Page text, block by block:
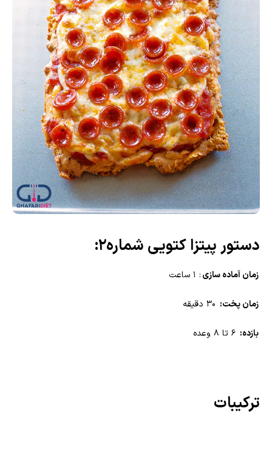
دستور پیتزا کتویی شماره2:
زمان آماده سازی: 1 ساعت
زمان پخت:
بازده:
ترکیبات